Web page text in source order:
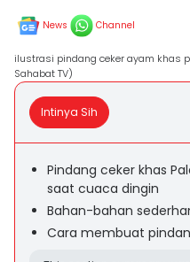
News Channel
ilustrasi pindang ceker ayam khas
Sahabat TV)
Intinya Sih
Pindang ceker khas
saat cuaca dingin
Bahan-bahan
Cara membuat